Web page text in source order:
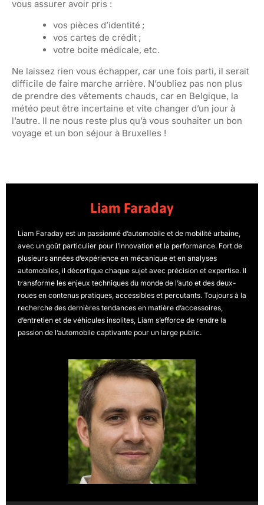
vous assurer avoir pris :
vos pièces d’identité ;
vos cartes de crédit ;
votre boite médicale, etc.
Ne laissez rien vous échapper, car une fois parti, il serait
difficile de faire marche arrière. N’oubliez pas non plus
de prendre des vêtements chauds, car en Belgique, la
météo peut être incertaine et vite changer d’un jour à
l’autre. Il ne nous reste plus qu’à vous souhaiter un bon
voyage et un bon séjour à Bruxelles !
Liam Faraday
Liam Faraday est un passionné d’automobile et de mobilité urbaine,
avec un goût particulier pour l’innovation et la performance. Fort de
plusieurs années d’expérience en mécanique et en analyses
automobiles, il décortique chaque sujet avec précision et expertise. Il
transforme les enjeux techniques du monde de l’auto et des deux-
roues en contenus pratiques, accessibles et percutants. Toujours à la
recherche des dernières tendances en matière d’accessoires,
d’entretien et de véhicules insolites, Liam s’efforce de rendre la
passion de l’automobile captivante pour un large public.